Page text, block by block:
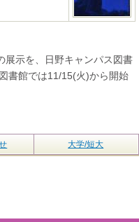
展示を、日野キャンパス図書
書館では11/15(火)から開始
大学/短大